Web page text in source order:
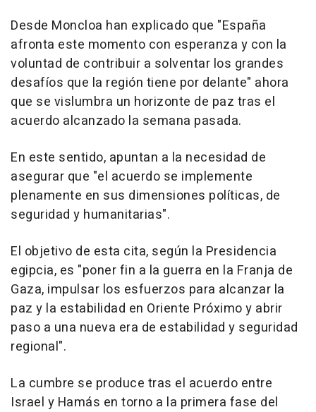
Desde Moncloa han explicado que "España
afronta este momento con esperanza y con la
voluntad de contribuir a solventar los grandes
desafíos que la región tiene por delante" ahora
que se vislumbra un horizonte de paz tras el
acuerdo alcanzado la semana pasada.
En este sentido, apuntan a la necesidad de
asegurar que "el acuerdo se implemente
plenamente en sus dimensiones políticas, de
seguridad y humanitarias".
El objetivo de esta cita, según la Presidencia
egipcia, es "poner fin a la guerra en la Franja de
Gaza, impulsar los esfuerzos para alcanzar la
paz y la estabilidad en Oriente Próximo y abrir
paso a una nueva era de estabilidad y seguridad
regional".
La cumbre se produce tras el acuerdo entre
Israel y Hamás en torno a la primera fase del